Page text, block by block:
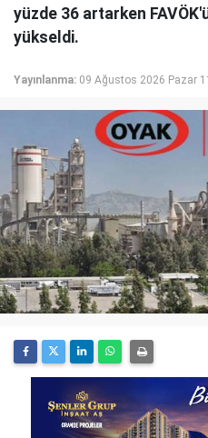
yüzde 36 artarken
yükseldi.
Yayınlanma: 09 Ağustos 2026 Pazar